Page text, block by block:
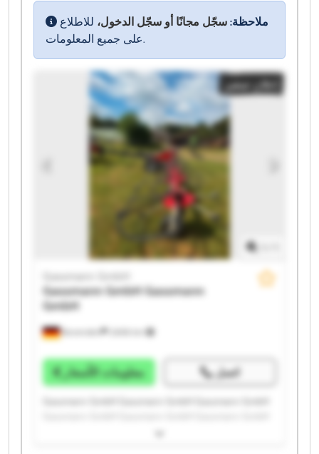
ملاحظة: سجّل مجانًا أو سجّل الدخول، للاطلاع
على جميع المعلومات.
إعلان صغير
Bovenden
Gassmann GmbH
Gassmann GmbHGassmann
GmbH
معلومات الأسعار اتصل
Gassmann GmbH Gassmann GmbH Gassmann GmbH